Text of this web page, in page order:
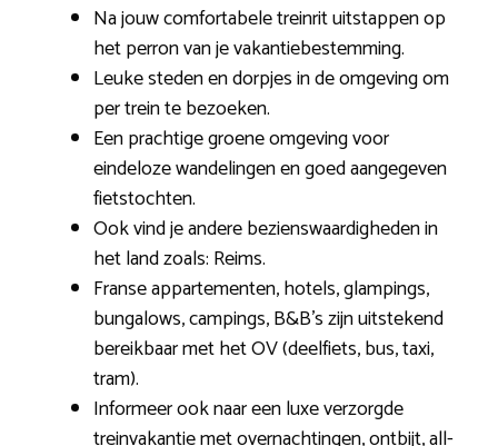
Na jouw comfortabele treinrit uitstappen op
het perron van je vakantiebestemming.
Leuke steden en dorpjes in de omgeving om
per trein te bezoeken.
Een prachtige groene omgeving voor
eindeloze wandelingen en goed aangegeven
fietstochten.
Ook vind je andere bezienswaardigheden in
het land zoals: Reims.
Franse appartementen, hotels, glampings,
bungalows, campings, B&B’s zijn uitstekend
bereikbaar met het OV (deelfiets, bus, taxi,
tram).
Informeer ook naar een luxe verzorgde
treinvakantie met overnachtingen, ontbijt, all-